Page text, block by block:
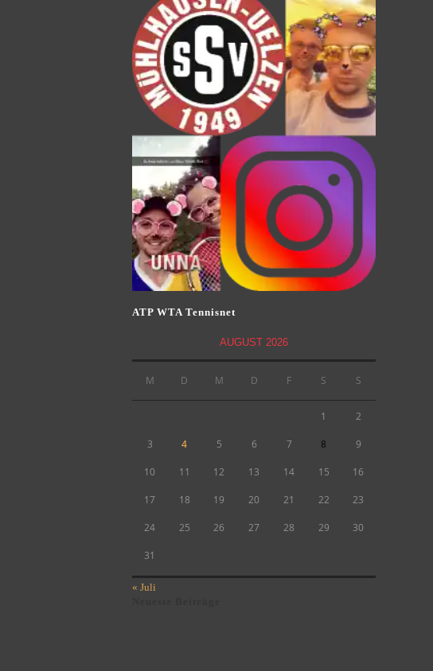
ATP WTA Tennisnet
AUGUST 2026
M D M D F S S
1 2
3 4 5 6 7 8 9
10 11 12 13 14 15 16
17 18 19 20 21 22 23
24 25 26 27 28 29 30
31
« Juli